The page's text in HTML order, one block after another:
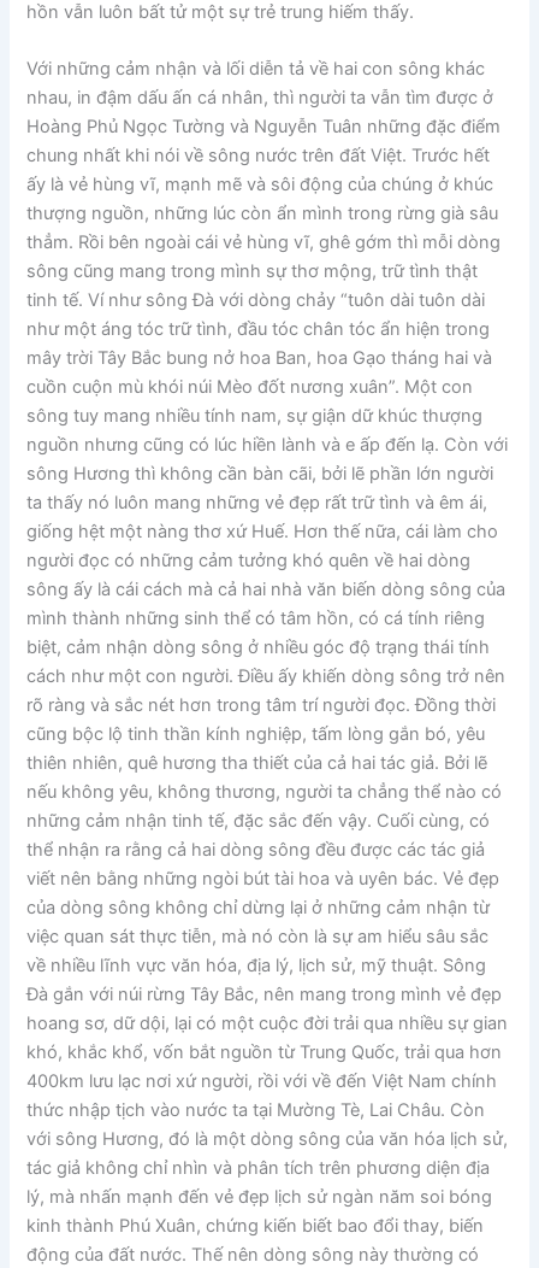
hồn vẫn luôn bất tử một sự trẻ trung hiếm thấy.
Với những cảm nhận và lối diễn tả về hai con sông khác
nhau, in đậm dấu ấn cá nhân, thì người ta vẫn tìm được ở
Hoàng Phủ Ngọc Tường và Nguyễn Tuân những đặc điểm
chung nhất khi nói về sông nước trên đất Việt. Trước hết
ấy là vẻ hùng vĩ, mạnh mẽ và sôi động của chúng ở khúc
thượng nguồn, những lúc còn ẩn mình trong rừng già sâu
thẳm. Rồi bên ngoài cái vẻ hùng vĩ, ghê gớm thì mỗi dòng
sông cũng mang trong mình sự thơ mộng, trữ tình thật
tinh tế. Ví như sông Đà với dòng chảy “tuôn dài tuôn dài
như một áng tóc trữ tình, đầu tóc chân tóc ẩn hiện trong
mây trời Tây Bắc bung nở hoa Ban, hoa Gạo tháng hai và
cuồn cuộn mù khói núi Mèo đốt nương xuân”. Một con
sông tuy mang nhiều tính nam, sự giận dữ khúc thượng
nguồn nhưng cũng có lúc hiền lành và e ấp đến lạ. Còn với
sông Hương thì không cần bàn cãi, bởi lẽ phần lớn người
ta thấy nó luôn mang những vẻ đẹp rất trữ tình và êm ái,
giống hệt một nàng thơ xứ Huế. Hơn thế nữa, cái làm cho
người đọc có những cảm tưởng khó quên về hai dòng
sông ấy là cái cách mà cả hai nhà văn biến dòng sông của
mình thành những sinh thể có tâm hồn, có cá tính riêng
biệt, cảm nhận dòng sông ở nhiều góc độ trạng thái tính
cách như một con người. Điều ấy khiến dòng sông trở nên
rõ ràng và sắc nét hơn trong tâm trí người đọc. Đồng thời
cũng bộc lộ tinh thần kính nghiệp, tấm lòng gắn bó, yêu
thiên nhiên, quê hương tha thiết của cả hai tác giả. Bởi lẽ
nếu không yêu, không thương, người ta chẳng thể nào có
những cảm nhận tinh tế, đặc sắc đến vậy. Cuối cùng, có
thể nhận ra rằng cả hai dòng sông đều được các tác giả
viết nên bằng những ngòi bút tài hoa và uyên bác. Vẻ đẹp
của dòng sông không chỉ dừng lại ở những cảm nhận từ
việc quan sát thực tiễn, mà nó còn là sự am hiểu sâu sắc
về nhiều lĩnh vực văn hóa, địa lý, lịch sử, mỹ thuật. Sông
Đà gắn với núi rừng Tây Bắc, nên mang trong mình vẻ đẹp
hoang sơ, dữ dội, lại có một cuộc đời trải qua nhiều sự gian
khó, khắc khổ, vốn bắt nguồn từ Trung Quốc, trải qua hơn
400km lưu lạc nơi xứ người, rồi với về đến Việt Nam chính
thức nhập tịch vào nước ta tại Mường Tè, Lai Châu. Còn
với sông Hương, đó là một dòng sông của văn hóa lịch sử,
tác giả không chỉ nhìn và phân tích trên phương diện địa
lý, mà nhấn mạnh đến vẻ đẹp lịch sử ngàn năm soi bóng
kinh thành Phú Xuân, chứng kiến biết bao đổi thay, biến
động của đất nước. Thế nên dòng sông này thường có